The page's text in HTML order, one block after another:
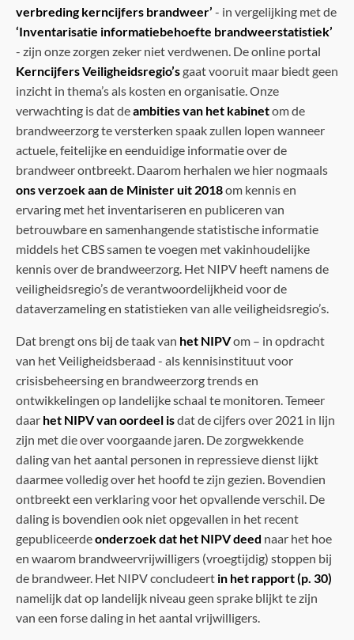
verbreding kerncijfers brandweer’ - in vergelijking met de
‘Inventarisatie informatiebehoefte brandweerstatistiek’
- zijn onze zorgen zeker niet verdwenen. De online portal
Kerncijfers Veiligheidsregio’sgaat vooruit maar biedt geen
inzicht in thema’s als kosten en organisatie. Onze
verwachting is dat deambities van het kabinetom de
brandweerzorg te versterken spaak zullen lopen wanneer
actuele, feitelijke en eenduidige informatie over de
brandweer ontbreekt. Daarom herhalen we hier nogmaals
ons verzoek aan de Minister uit 2018om kennis en
ervaring met het inventariseren en publiceren van
betrouwbare en samenhangende statistische informatie
middels het CBS samen te voegen met vakinhoudelijke
kennis over de brandweerzorg. Het NIPV heeft namens de
veiligheidsregio’s de verantwoordelijkheid voor de
dataverzameling en statistieken van alle veiligheidsregio’s.
Dat brengt ons bij de taak van het NIPVom – in opdracht
van het Veiligheidsberaad - als kennisinstituut voor
crisisbeheersing en brandweerzorg trends en
ontwikkelingen op landelijke schaal te monitoren. Temeer
daar het NIPV van oordeel isdat de cijfers over 2021 in lijn
zijn met die over voorgaande jaren. De zorgwekkende
daling van het aantal personen in repressieve dienst lijkt
daarmee volledig over het hoofd te zijn gezien. Bovendien
ontbreekt een verklaring voor het opvallende verschil. De
daling is bovendien ook niet opgevallen in het recent
gepubliceerdeonderzoek dat het NIPV deed naar het hoe
en waarom brandweervrijwilligers (vroegtijdig) stoppen bij
de brandweer. Het NIPV concludeert in het rapport (p. 30)
namelijk dat op landelijk niveau geen sprake blijkt te zijn
van een forse daling in het aantal vrijwilligers.